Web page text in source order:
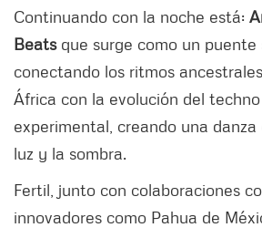
Continuando con la noche está:
Beatsque surge como un puente
conectando los ritmos
África con la evolución del
experimental, creando una
luz y la sombra.
Fertil, junto con colaboraciones
innovadores como Pahua de